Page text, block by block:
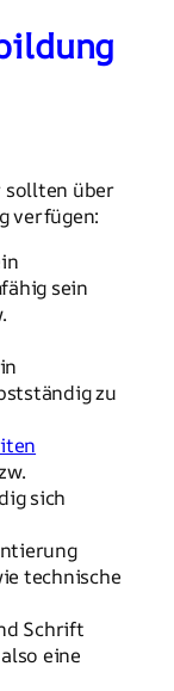
sollten über
verfügen:
sein
zu
sich
technische
Schrift
eine